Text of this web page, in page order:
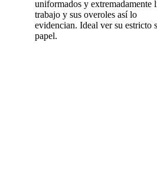
uniformados y extremadamente
trabajo y sus overoles así lo
evidencian. Ideal ver su estricto
papel.